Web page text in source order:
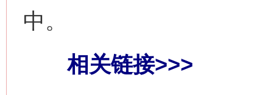
中。
相关链接>>>